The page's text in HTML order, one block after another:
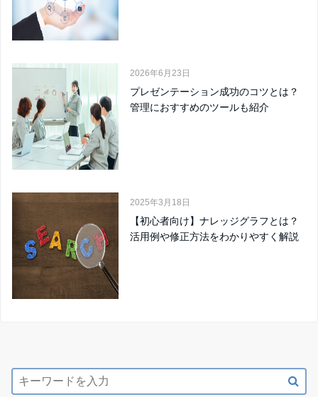
2026年6月23日
プレゼンテーション成功のコツとは？
管理におすすめのツールも紹介
2025年3月18日
【初心者向け】ナレッジグラフとは？
活用例や修正方法をわかりやすく解説